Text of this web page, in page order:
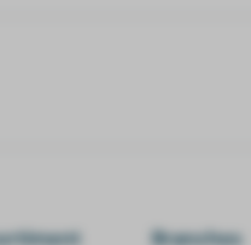
Branches